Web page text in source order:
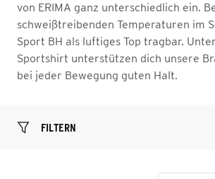
von ERIMA ganz unterschiedlich ein.
schweißtreibenden Temperaturen im
Sport BH als luftiges Top tragbar.
Sportshirt unterstützen dich unsere
bei jeder Bewegung guten Halt.
FILTERN